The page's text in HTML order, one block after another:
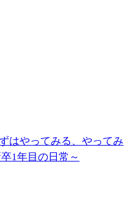
はやってみる、やってみ
1年目の日常～